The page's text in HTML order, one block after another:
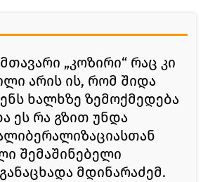
„კოზირი“ რაც კი
არის ის, რომ შიდა
ხალხზე ზემოქმედება
ეს რა გზით უნდა
შემაშინებელი
მდინარაძემ.